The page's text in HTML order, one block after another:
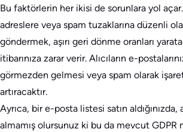
Bu faktörlerin her ikisi de sorunlara yol
adreslere veya spam tuzaklarına düzenli
göndermek, aşırı geri dönme oranları
itibarınıza zarar verir. Alıcıların e-
görmezden gelmesi veya spam olarak
artıracaktır.
Ayrıca, bir e-posta listesi satın aldığınızda,
almamış olursunuz ki bu da mevcut GDPR